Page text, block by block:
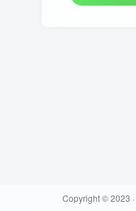
Copyright © 2023 ·